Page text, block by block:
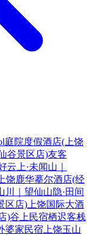
庭院度假酒店(上饶
谷景区店)友客
云上·未闻山｜
上饶鹿华摹尔酒店(经
川｜望仙山隐·田间
区店) 上饶国际大酒
)谷上民宿栖迟客栈
婆家民宿 上饶玉山